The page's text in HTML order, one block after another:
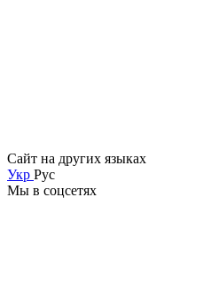
Сайт на других языках
Укр Рус
Мы в соцсетях